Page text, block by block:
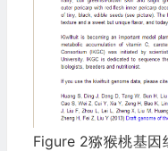
Figure 2猕猴桃基因